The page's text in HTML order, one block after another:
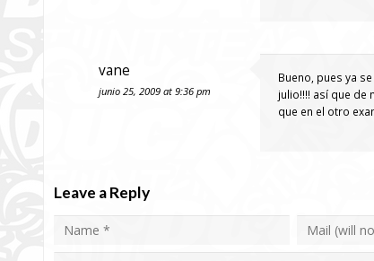
vane
junio 25, 2009 at 9:36 pm
Bueno, pues ya
julio!!!! así que de
que en el otro
Leave a Reply